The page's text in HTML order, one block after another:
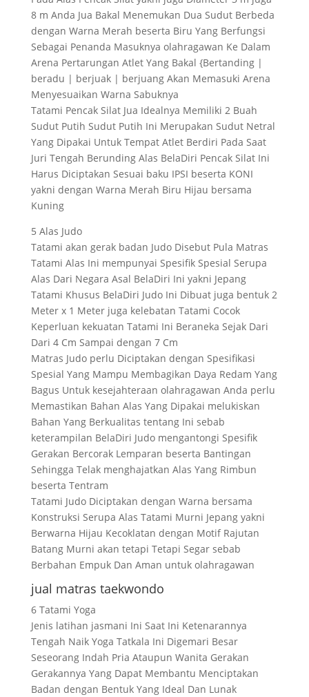
8 m Anda Jua Bakal Menemukan Dua Sudut Berbeda
dengan Warna Merah beserta Biru Yang Berfungsi
Sebagai Penanda Masuknya olahragawan Ke Dalam
Arena Pertarungan Atlet Yang Bakal {Bertanding |
beradu | berjuak | berjuang Akan Memasuki Arena
Menyesuaikan Warna Sabuknya
Tatami Pencak Silat Jua Idealnya Memiliki 2 Buah
Sudut Putih Sudut Putih Ini Merupakan Sudut Netral
Yang Dipakai Untuk Tempat Atlet Berdiri Pada Saat
Juri Tengah Berunding Alas BelaDiri Pencak Silat Ini
Harus Diciptakan Sesuai baku IPSI beserta KONI
yakni dengan Warna Merah Biru Hijau bersama
Kuning
5 Alas Judo
Tatami akan gerak badan Judo Disebut Pula Matras
Tatami Alas Ini mempunyai Spesifik Spesial Serupa
Alas Dari Negara Asal BelaDiri Ini yakni Jepang
Tatami Khusus BelaDiri Judo Ini Dibuat juga bentuk 2
Meter x 1 Meter juga kelebatan Tatami Cocok
Keperluan kekuatan Tatami Ini Beraneka Sejak Dari
Dari 4 Cm Sampai dengan 7 Cm
Matras Judo perlu Diciptakan dengan Spesifikasi
Spesial Yang Mampu Membagikan Daya Redam Yang
Bagus Untuk kesejahteraan olahragawan Anda perlu
Memastikan Bahan Alas Yang Dipakai melukiskan
Bahan Yang Berkualitas tentang Ini sebab
keterampilan BelaDiri Judo mengantongi Spesifik
Gerakan Bercorak Lemparan beserta Bantingan
Sehingga Telak menghajatkan Alas Yang Rimbun
beserta Tentram
Tatami Judo Diciptakan dengan Warna bersama
Konstruksi Serupa Alas Tatami Murni Jepang yakni
Berwarna Hijau Kecoklatan dengan Motif Rajutan
Batang Murni akan tetapi Tetapi Segar sebab
Berbahan Empuk Dan Aman untuk olahragawan
jual matras taekwondo
6 Tatami Yoga
Jenis latihan jasmani Ini Saat Ini Ketenarannya
Tengah Naik Yoga Tatkala Ini Digemari Besar
Seseorang Indah Pria Ataupun Wanita Gerakan
Gerakannya Yang Dapat Membantu Menciptakan
Badan dengan Bentuk Yang Ideal Dan Lunak